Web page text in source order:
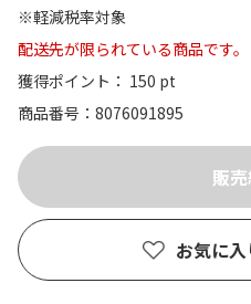
※軽減税率対象
配送先が限られている商品です。
獲得ポイント： 150 pt
商品番号
8076091895
お気に